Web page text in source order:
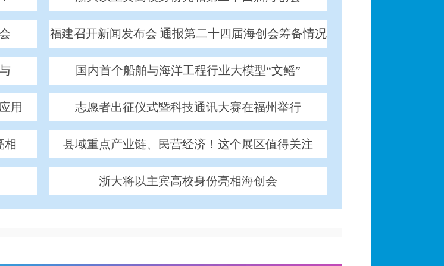
福建召开新闻发布会 通报第二十四届海创会筹备情况
国内首个船舶与海洋工程行业大模型“文鳐”
用 志愿者出征仪式暨科技通讯大赛在福州举行
相 县域重点产业链、民营经济！这个展区值得关注
浙大将以主宾高校身份亮相海创会